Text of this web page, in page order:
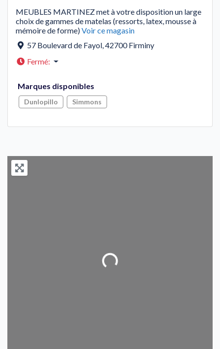
MEUBLES MARTINEZ met à votre disposition un large
choix de gammes de matelas (ressorts, latex, mousse à
mémoire de forme)Voir ce magasin
57 Boulevard de Fayol,42700 Firminy
Fermé:
Marques disponibles
Dunlopillo Simmons
Loading...